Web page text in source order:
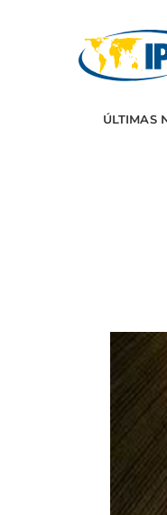
ÚLTIMAS